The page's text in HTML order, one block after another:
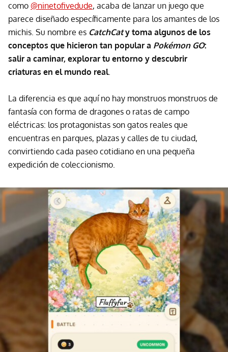
como @ninetofivedude, acaba de lanzar un juego que
parece diseñado específicamente para los amantes de los
michis. Su nombre es CatchCaty toma algunos de los
conceptos que hicieron tan popular a Pokémon GO:
salir a caminar, explorar tu entorno y descubrir
criaturas en el mundo real.
La diferencia es que aquí no hay monstruos monstruos de
fantasía con forma de dragones o ratas de campo
eléctricas: los protagonistas son gatos reales que
encuentras en parques, plazas y calles de tu ciudad,
convirtiendo cada paseo cotidiano en una pequeña
expedición de coleccionismo.